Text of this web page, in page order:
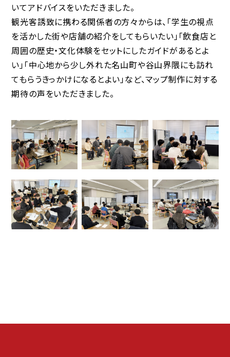
いてアドバイスをいただきました。
観光客誘致に携わる関係者の方々からは、「学生の視点
を活かした街や店舗の紹介をしてもらいたい」「飲食店と
周囲の歴史・文化体験をセットにしたガイドがあるとよ
い」「中心地から少し外れた名山町や谷山界隈にも訪れ
てもらうきっかけになるとよい」など、マップ制作に対する
期待の声をいただきました。